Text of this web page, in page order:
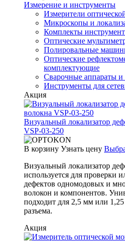
Измерение и инструменты
Измерители
Микроскопы и
Комплекты
Оптические
Полировальные
Оптические
комплектующие
Сварочные аппараты и
Инструменты для
Акция
Визуальный локализатор
VSP-03-250
В корзину Узнать цену
Визуальный локализатор
используется для проверки
дефектов одномодовых и
волокон и компонентов.
подходит для 2,5 мм или
разъема.
Акция